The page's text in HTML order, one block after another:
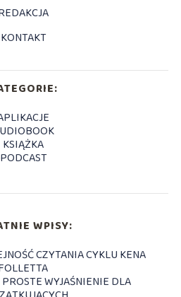
KONTAKT
KSIĄŻKA
PODCAST
WPISY:
CZYTANIA CYKLU KENA
WYJAŚNIENIE DLA